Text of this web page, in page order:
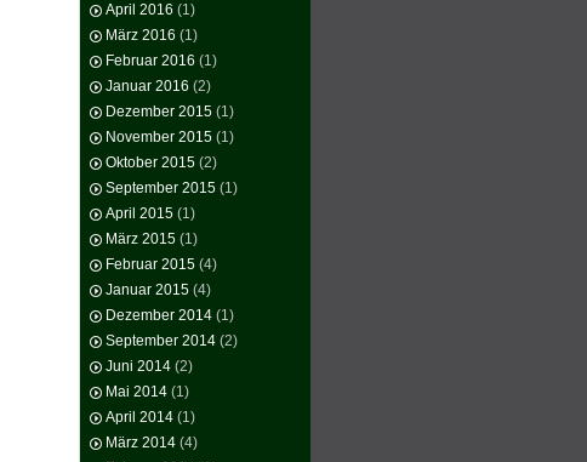
April 2016 (1)
März 2016 (1)
Februar 2016 (1)
Januar 2016 (2)
Dezember 2015 (1)
November 2015 (1)
Oktober 2015 (2)
September 2015 (1)
April 2015 (1)
März 2015 (1)
Februar 2015 (4)
Januar 2015 (4)
Dezember 2014 (1)
September 2014 (2)
Juni 2014 (2)
Mai 2014 (1)
April 2014 (1)
März 2014 (4)